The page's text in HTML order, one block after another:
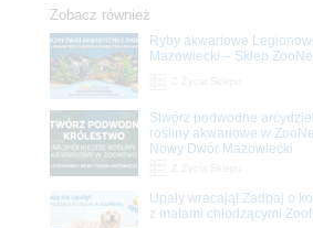
Zobacz również
Ryby akwariowe
Mazowiecki – Sklep
Stwórz podwodne
rośliny akwariowe w
Nowy Dwór Mazowiecki
Upały wracają! Zadbaj o
z matami chłodzącymi